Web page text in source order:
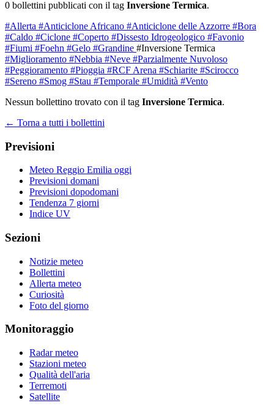
0 bollettini pubblicati con il tag Inversione Termica.
#Allerta #Anticiclone Africano #Anticiclone delle Azzorre #Bora
#Caldo #Ciclone #Coperto #Dissesto Idrogeologico #Favonio
#Fiumi #Foehn #Gelo #Grandine #Inversione Termica
#Miglioramento #Nebbia #Neve #Parzialmente Nuvoloso
#Peggioramento #Pioggia #RCF Arena #Schiarite #Scirocco
#Sereno #Smog #Stau #Temporale #Umidità #Vento
Nessun bollettino trovato con il tag Inversione Termica.
← Torna a tutti i bollettini
Previsioni
Meteo Reggio Emilia oggi
Previsioni domani
Previsioni dopodomani
Tendenza 7 giorni
Indice UV
Sezioni
Notizie meteo
Bollettini
Allerta meteo
Curiosità
Foto del giorno
Monitoraggio
Radar meteo
Stazioni meteo
Qualità dell'aria
Terremoti
Satellite